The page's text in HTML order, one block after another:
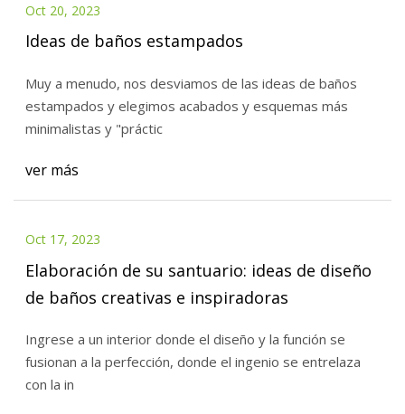
Oct 20, 2023
Ideas de baños estampados
Muy a menudo, nos desviamos de las ideas de baños
estampados y elegimos acabados y esquemas más
minimalistas y "práctic
ver más
Oct 17, 2023
Elaboración de su santuario: ideas de diseño
de baños creativas e inspiradoras
Ingrese a un interior donde el diseño y la función se
fusionan a la perfección, donde el ingenio se entrelaza
con la in